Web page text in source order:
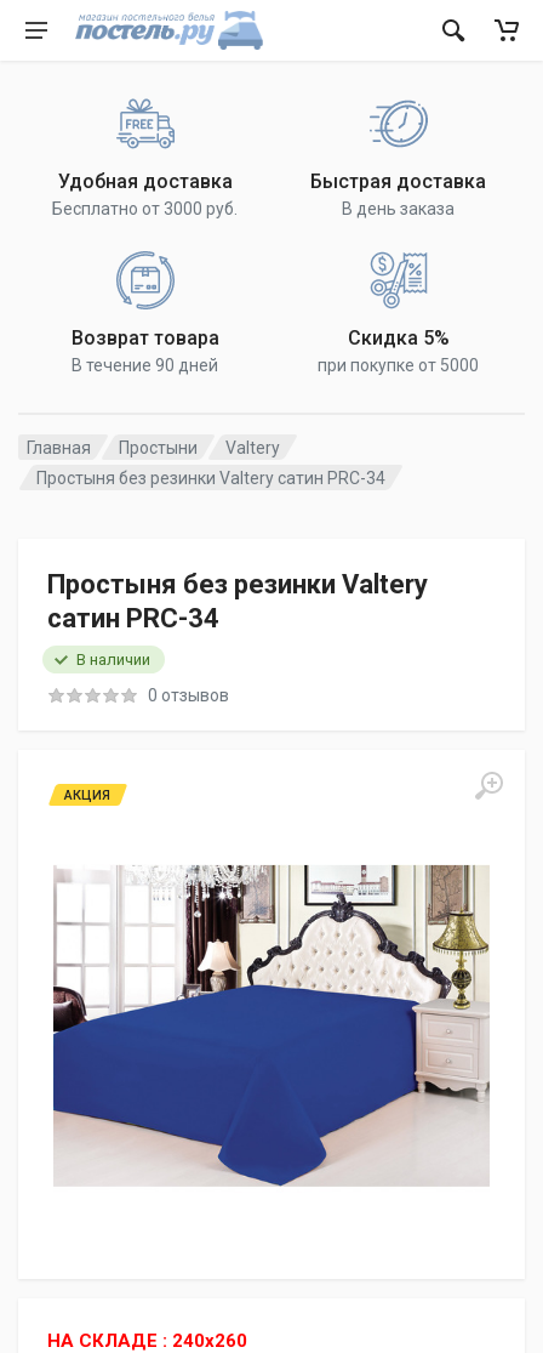
Удобная доставка
Бесплатно от 3000 руб.
Быстрая доставка
В день заказа
Возврат товара
В течение 90 дней
Скидка 5%
при покупке от 5000
Главная Простыни
Valtery
Простыня без резинки Valtery сатин PRC-34
АКЦИЯ
Простыня без резинки Valtery
сатин PRC-34
0 отзывов
В наличии
НА СКЛАДЕ : 240x260